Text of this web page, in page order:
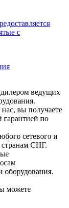
с
ведущих
вы получаете
гарантией по
сетевого и
странам СНГ.
оборудования.
можете